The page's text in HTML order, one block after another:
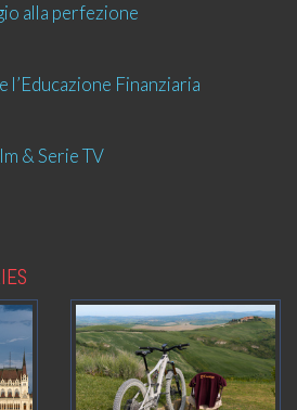
alla perfezione
l’Educazione Finanziaria
& Serie TV